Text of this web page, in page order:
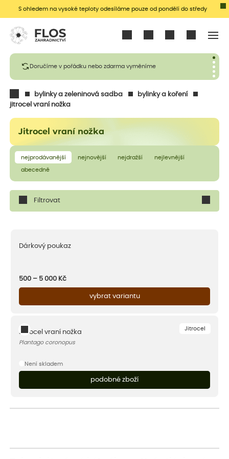
S ohledem na vysoké teploty odesíláme pouze od pondělí do středy
Doručíme v pořádku nebo zdarma vyměníme
bylinky a zeleninová sadba
bylinky a koření
jitrocel vraní nožka
Jitrocel vraní nožka
nejprodávanější nejnovější nejdražší nejlevnější
abecedně
Filtrovat
Dárkový poukaz
500 – 5 000 Kč
vybrat variantu
Jitrocel
Jitrocel vraní nožka
Plantago coronopus
Není skladem
podobné zboží